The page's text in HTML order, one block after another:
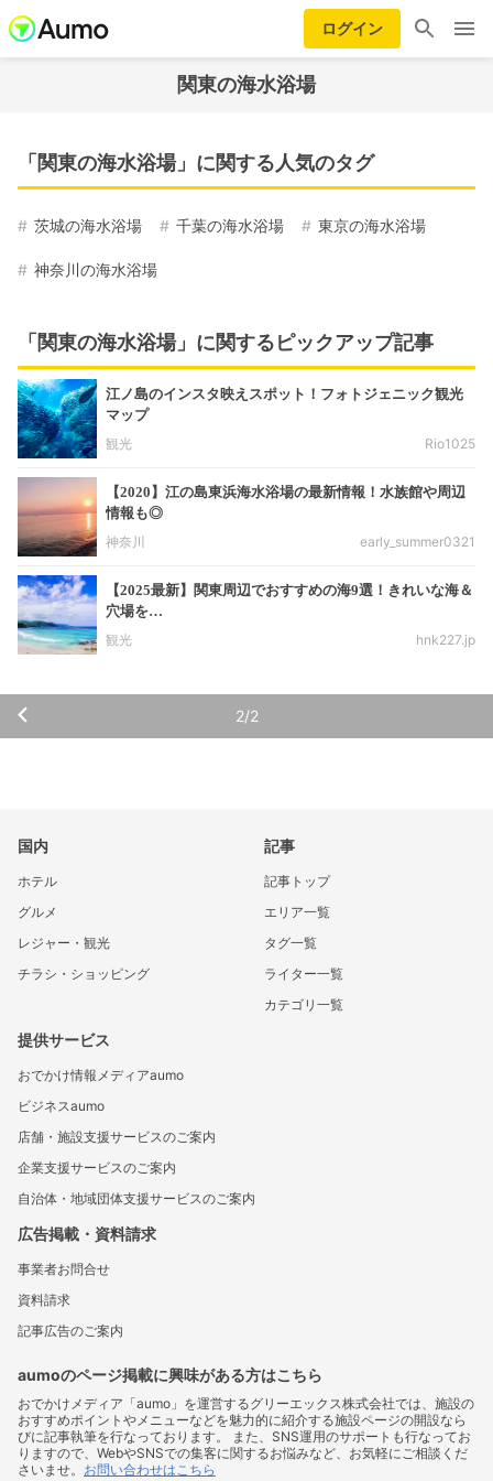
ログイン
関東の海水浴場
「関東の海水浴場」に関する人気のタグ
茨城の海水浴場 千葉の海水浴場 東京の海水浴場
神奈川の海水浴場
「関東の海水浴場」に関するピックアップ記事
江ノ島のインスタ映えスポット！フォトジェニック観光
マップ
観光
Rio1025
【2020】江の島東浜海水浴場の最新情報！水族館や周辺
情報も◎
神奈川
early_summer0321
【2025最新】関東周辺でおすすめの海9選！きれいな海＆
穴場を…
観光
hnk227.jp
2/2
国内
ホテル
グルメ
レジャー・観光
チラシ・ショッピング
記事
記事トップ
エリア一覧
タグ一覧
ライター一覧
カテゴリ一覧
提供サービス
おでかけ情報メディアaumo
ビジネスaumo
店舗・施設支援サービスのご案内
企業支援サービスのご案内
自治体・地域団体支援サービスのご案内
広告掲載・資料請求
事業者お問合せ
資料請求
記事広告のご案内
aumoのページ掲載に興味がある方はこちら
おでかけメディア「aumo」を運営するグリーエックス株式会社では、施設の
おすすめポイントやメニューなどを魅力的に紹介する施設ページの開設なら
びに記事執筆を行なっております。 また、SNS運用のサポートも行なってお
りますので、WebやSNSでの集客に関するお悩みなど、お気軽にご相談くだ
さいませ。 お問い合わせはこちら